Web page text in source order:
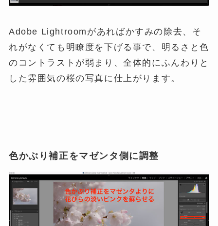
Adobe Lightroomがあればかすみの除去、そ
れがなくても明瞭度を下げる事で、明るさと色
のコントラストが弱まり、全体的にふんわりと
した雰囲気の桜の写真に仕上がります。
色かぶり補正をマゼンタ側に調整